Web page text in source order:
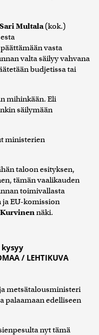
Sari Multala(kok.)
vasta
valta säilyy vahvana
budjetissa tai
mihinkään. Eli
säilymään
ministerien
taloon esityksen,
tämän vaalikauden
toimivallasta
EU-komission
näki.
/ LEHTIKUVA
metsätalousministeri
palaamaan edelliseen
nyt tämä